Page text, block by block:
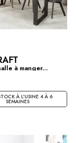
à manger...
À L'USINE 4 À 6
SEMAINES